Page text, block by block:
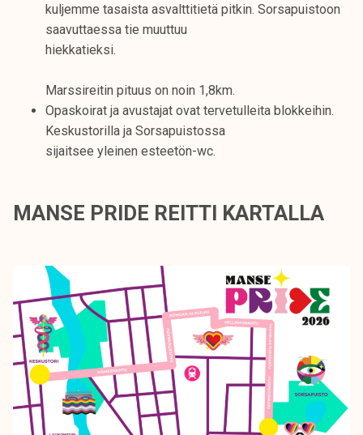
kuljemme tasaista asvalttitietä pitkin. Sorsapuistoon
saavuttaessa tie muuttuu
hiekkatieksi.
Marssireitin pituus on noin 1,8km.
Opaskoirat ja avustajat ovat tervetulleita blokkeihin.
Keskustorilla ja Sorsapuistossa
sijaitsee yleinen esteetön-wc.
MANSE PRIDE REITTI KARTALLA